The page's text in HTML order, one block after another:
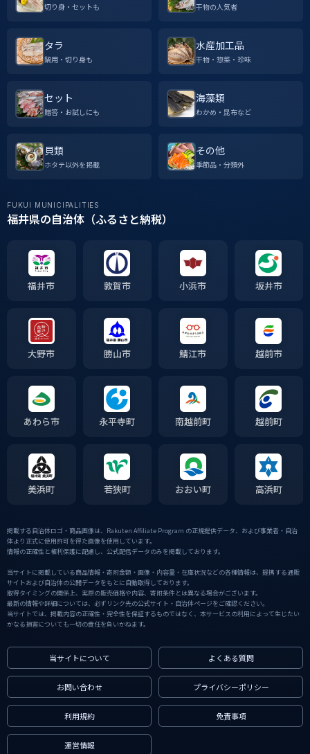
切り身・セットも 干物の人気者
タラ
鍋用・切り身も
水産加工品
干物・惣菜・珍味
セット
贈答・お試しにも
海藻類
わかめ・昆布など
貝類
ホタテ以外を掲載
その他
季節品・分類外
FUKUI MUNICIPALITIES
福井県の自治体（ふるさと納税）
福井市 敦賀市 小浜市 坂井市
大野市 勝山市 鯖江市 越前市
あわら市 永平寺町 南越前町 越前町
美浜町 若狭町 おおい町 高浜町
掲載する自治体ロゴ・商品画像は、Rakuten Affiliate Program の正規提供データ、および事業者・自治
体より正式に使用許可を得た画像を使用しています。
情報の正確性と権利保護に配慮し、公式配信データのみを掲載しております。
当サイトに掲載している商品情報・寄附金額・画像・内容量・在庫状況などの各種情報は、提携する通販
サイトおよび自治体の公開データをもとに自動取得しております。
取得タイミングの関係上、実際の販売価格や内容、寄附条件とは異なる場合がございます。
最新の情報や詳細については、必ずリンク先の公式サイト・自治体ページをご確認ください。
当サイトでは、掲載内容の正確性・完全性を保証するものではなく、本サービスの利用によって生じたい
かなる損害についても一切の責任を負いかねます。
当サイトについて よくある質問
お問い合わせ プライバシーポリシー
利用規約 免責事項
運営情報